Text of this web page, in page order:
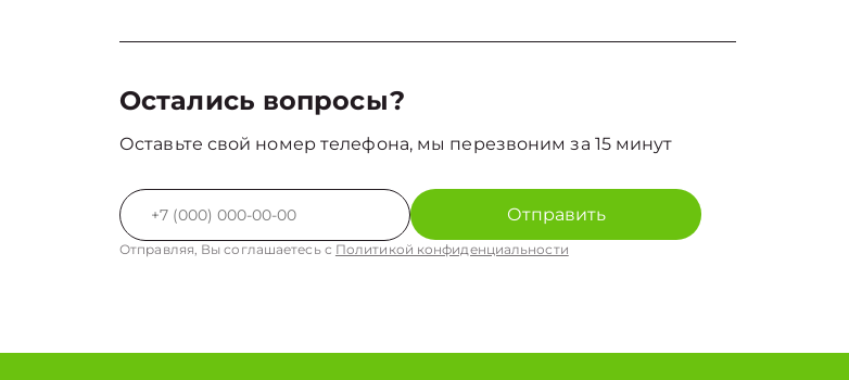
Остались вопросы?
Оставьте свой номер телефона, мы перезвоним за 15 минут
Отправить
Отправляя, Вы соглашаетесь с Политикой конфиденциальности